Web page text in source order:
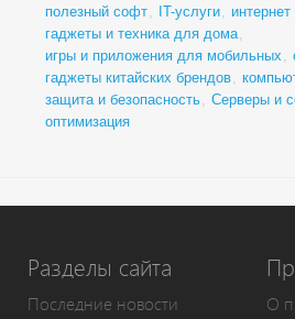
полезный софт, IT-услуги,
гаджеты и техника для дома,
игры и приложения для мобильных ,
гаджеты китайских брендов,
защита и безопасность, Серверы и
оптимизация
Разделы сайта
Последние новости
О